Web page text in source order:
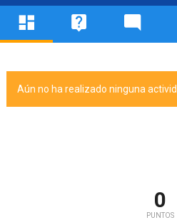
Aún no ha realizado ninguna
0
PUNTOS